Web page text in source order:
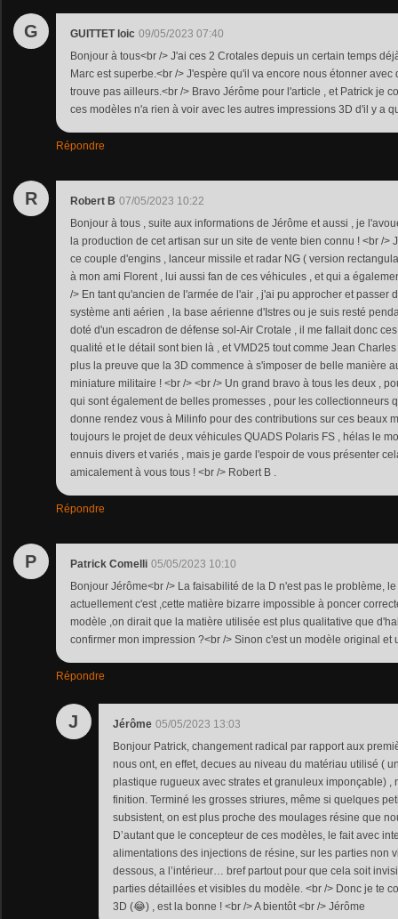
G GUITTET loic 09/05/2023 07:40
Bonjour à tous<br /> J'ai ces 2 Crotales depuis un certain temps
Marc est superbe.<br /> J'espère qu'il va encore nous étonner
trouve pas ailleurs.<br /> Bravo Jérôme pour l'article , et Patrick je
ces modèles n'a rien à voir avec les autres impressions 3D d'il y a
Répondre
R Robert B 07/05/2023 10:22
Bonjour à tous , suite aux informations de Jérôme et aussi , je
la production de cet artisan sur un site de vente bien connu ! <br />
ce couple d'engins , lanceur missile et radar NG ( version
à mon ami Florent , lui aussi fan de ces véhicules , et qui a
/> En tant qu'ancien de l'armée de l'air , j'ai pu approcher et passer
système anti aérien , la base aérienne d'Istres ou je suis resté
doté d'un escadron de défense sol-Air Crotale , il me fallait donc
qualité et le détail sont bien là , et VMD25 tout comme Jean
plus la preuve que la 3D commence à s'imposer de belle manière
miniature militaire ! <br /> <br /> Un grand bravo à tous les deux ,
qui sont également de belles promesses , pour les collectionneurs
donne rendez vous à Milinfo pour des contributions sur ces beaux
toujours le projet de deux véhicules QUADS Polaris FS , hélas le
ennuis divers et variés , mais je garde l'espoir de vous présenter
amicalement à vous tous ! <br /> Robert B .
Répondre
P Patrick Comelli 05/05/2023 10:10
Bonjour Jérôme<br /> La faisabilité de la D n'est pas le problème,
actuellement c'est ,cette matière bizarre impossible à poncer
modèle ,on dirait que la matière utilisée est plus qualitative que
confirmer mon impression ?<br /> Sinon c'est un modèle original et
Répondre
J Jérôme 05/05/2023 13:03
Bonjour Patrick, changement radical par rapport aux
nous ont, en effet, decues au niveau du matériau utilisé (
plastique rugueux avec strates et granuleux imponçable) ,
finition. Terminé les grosses striures, même si quelques
subsistent, on est plus proche des moulages résine que
D’autant que le concepteur de ces modèles, le fait avec
alimentations des injections de résine, sur les parties non
dessous, a l’intérieur… bref partout pour que cela soit
parties détaillées et visibles du modèle. <br /> Donc je te
3D (😂) , est la bonne ! <br /> A bientôt <br /> Jérôme